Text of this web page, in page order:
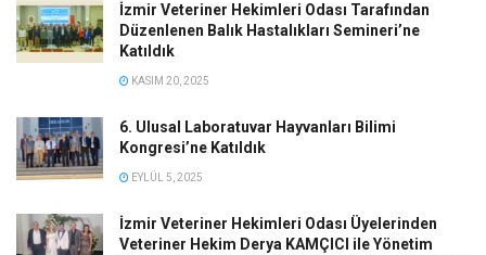
İzmir Veteriner Hekimleri Odası Tarafından
Düzenlenen Balık Hastalıkları Semineri’ne
Katıldık
KASIM 20, 2025
6. Ulusal Laboratuvar Hayvanları Bilimi
Kongresi’ne Katıldık
EYLÜL 5, 2025
İzmir Veteriner Hekimleri Odası Üyelerinden
Veteriner Hekim Derya KAMÇICI ile Yönetim